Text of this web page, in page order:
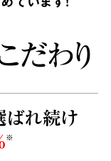
だわり
ばれ続け
※